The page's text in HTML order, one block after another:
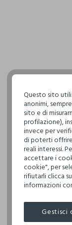
Questo sito
anonimi,
sito e di
profilazione),
invece per
di poterti
reali interessi.
accettare i
cookie", per
rifiutarli clicca
informazioni
Gestisci